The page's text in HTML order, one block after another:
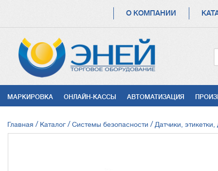
НАВИГАЦИЯ
О КОМПАНИИ
УСЛУГИ
МАРКИРОВКА ОНЛАЙН-КАССЫ АВТОМАТИЗАЦИЯ
СТРОКА
НАВИГАЦИИ
Главная Каталог Системы безопасности Датчики,